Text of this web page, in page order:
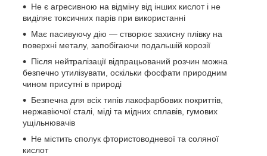
Не є агресивною на відміну від інших кислот і не
виділяє токсичних парів при використанні
Має пасивуючу дію — створює захисну плівку на
поверхні металу, запобігаючи подальшій корозії
Після нейтралізації відпрацьований розчин можна
безпечно утилізувати, оскільки фосфати природним
чином присутні в природі
Безпечна для всіх типів лакофарбових покриттів,
нержавіючої сталі, міді та мідних сплавів, гумових
ущільнювачів
Не містить сполук фтористоводневої та соляної
кислот